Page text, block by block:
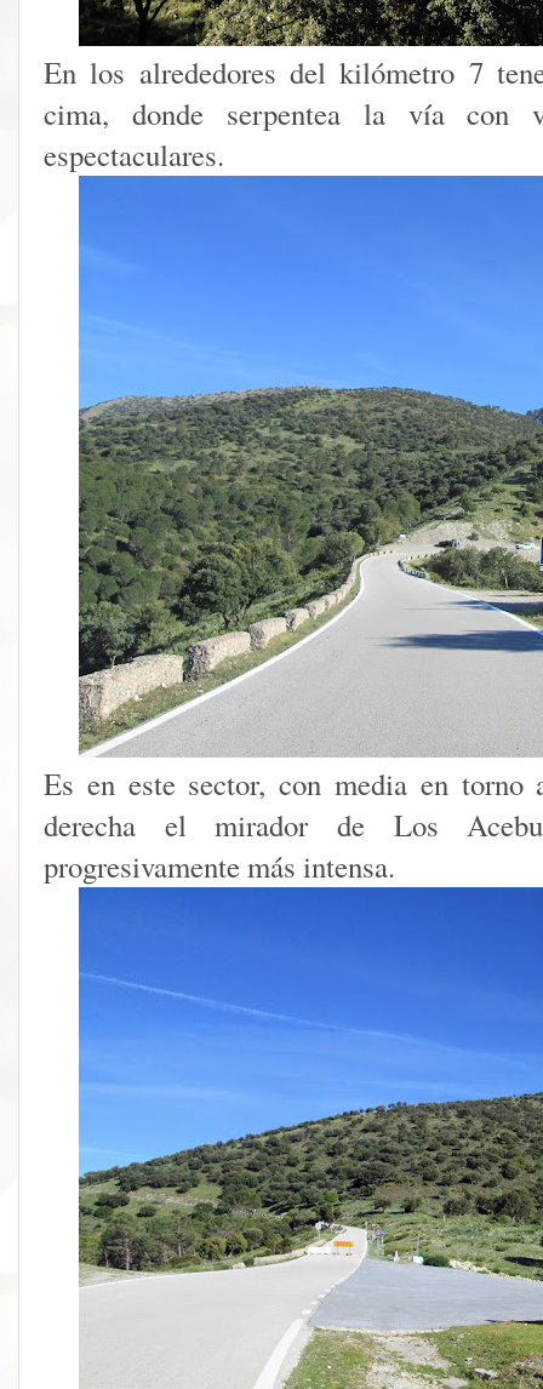
En los alrededores del kilómetro 7
cima, donde serpentea la vía con
espectaculares.
Es en este sector, con media en
derecha el mirador de Los
progresivamente más intensa.